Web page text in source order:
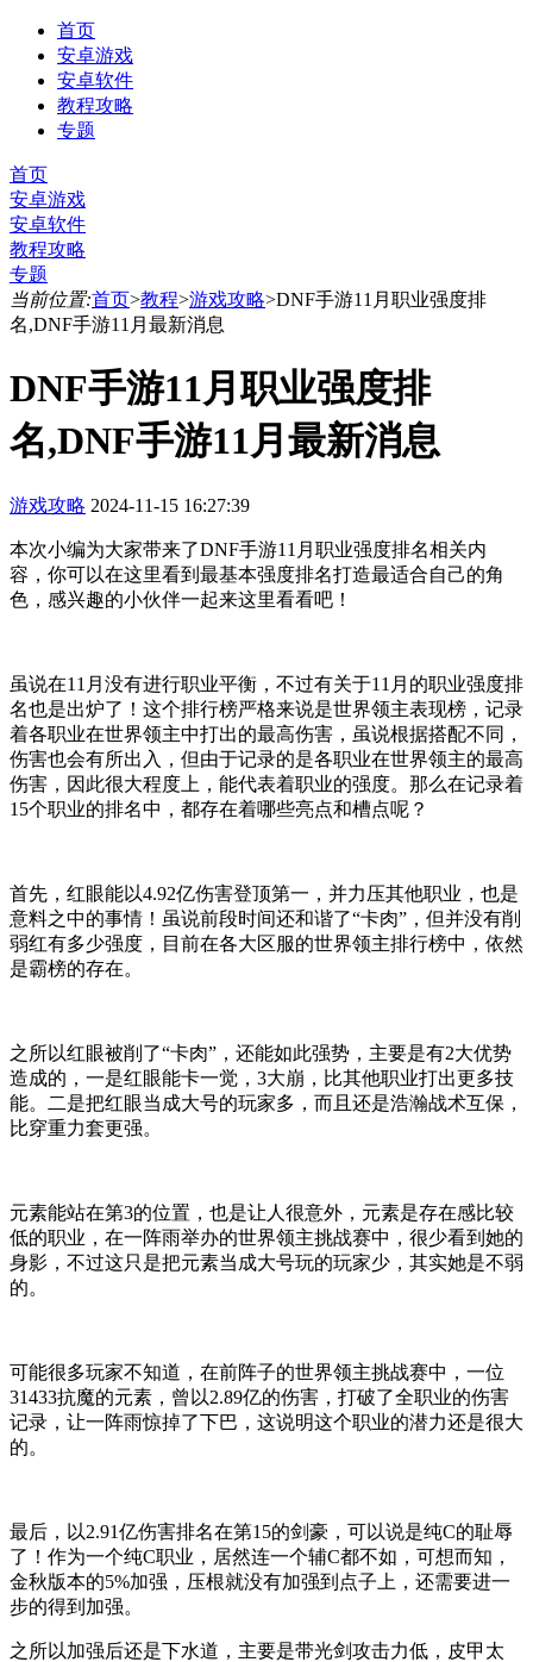
首页
安卓游戏
安卓软件
教程攻略
专题
首页
安卓游戏
安卓软件
教程攻略
专题
当前位置:首页>教程>游戏攻略>DNF手游11月职业强度排
名,DNF手游11月最新消息
DNF手游11月职业强度排
名,DNF手游11月最新消息
游戏攻略 2024-11-15 16:27:39
本次小编为大家带来了DNF手游11月职业强度排名相关内
容，你可以在这里看到最基本强度排名打造最适合自己的角
色，感兴趣的小伙伴一起来这里看看吧！
虽说在11月没有进行职业平衡，不过有关于11月的职业强度排
名也是出炉了！这个排行榜严格来说是世界领主表现榜，记录
着各职业在世界领主中打出的最高伤害，虽说根据搭配不同，
伤害也会有所出入，但由于记录的是各职业在世界领主的最高
伤害，因此很大程度上，能代表着职业的强度。那么在记录着
15个职业的排名中，都存在着哪些亮点和槽点呢？
首先，红眼能以4.92亿伤害登顶第一，并力压其他职业，也是
意料之中的事情！虽说前段时间还和谐了“卡肉”，但并没有削
弱红有多少强度，目前在各大区服的世界领主排行榜中，依然
是霸榜的存在。
之所以红眼被削了“卡肉”，还能如此强势，主要是有2大优势
造成的，一是红眼能卡一觉，3大崩，比其他职业打出更多技
能。二是把红眼当成大号的玩家多，而且还是浩瀚战术互保，
比穿重力套更强。
元素能站在第3的位置，也是让人很意外，元素是存在感比较
低的职业，在一阵雨举办的世界领主挑战赛中，很少看到她的
身影，不过这只是把元素当成大号玩的玩家少，其实她是不弱
的。
可能很多玩家不知道，在前阵子的世界领主挑战赛中，一位
31433抗魔的元素，曾以2.89亿的伤害，打破了全职业的伤害
记录，让一阵雨惊掉了下巴，这说明这个职业的潜力还是很大
的。
最后，以2.91亿伤害排名在第15的剑豪，可以说是纯C的耻辱
了！作为一个纯C职业，居然连一个辅C都不如，可想而知，
金秋版本的5%加强，压根就没有加强到点子上，还需要进一
步的得到加强。
之所以加强后还是下水道，主要是带光剑攻击力低，皮甲太